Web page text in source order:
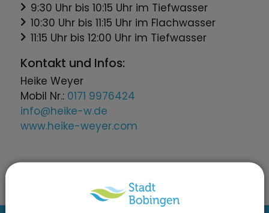
9:30 Uhr bis 10:15 Uhr im Tiefwasser
10:30 Uhr bis 11:15 Uhr im Flachwasser
11:15 Uhr bis 12:00 Uhr im Tiefwasser
Kontakt und Infos:
Heike Weyer
Mobil Nr.: 0171 9976424
info@heike-w.de
www.heike-weyer.com